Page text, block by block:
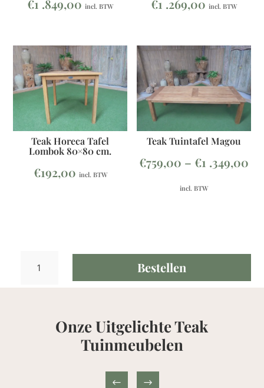
€1 .849,00 incl. BTW €1 .269,00 incl. BTW
Teak Horeca Tafel
Lombok 80×80 cm.
€192,00 incl. BTW
Teak Tuintafel Magou
€759,00 – €1 .349,00
incl. BTW
Tuintafel
Bestellen
Onze Uitgelichte Teak
Tuinmeubelen